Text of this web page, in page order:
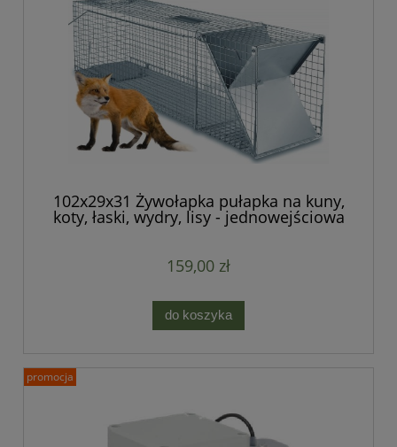
102x29x31 Żywołapka pułapka na kuny,
koty, łaski, wydry, lisy - jednowejściowa
159,00 zł
do koszyka
promocja